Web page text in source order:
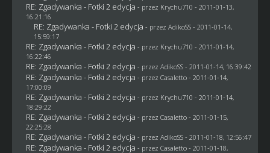
RE: Zgadywanka - Fotki 2 edycja - przez Krychu710 - 2011-01-13,
16:21:16
RE: Zgadywanka - Fotki 2 edycja - przez AdikoSS - 2011-01-14,
15:59:17
RE: Zgadywanka - Fotki 2 edycja - przez Krychu710 - 2011-01-14,
16:22:46
RE: Zgadywanka - Fotki 2 edycja - przez AdikoSS - 2011-01-14, 16:39:42
RE: Zgadywanka - Fotki 2 edycja - przez Casaletto- 2011-01-14,
17:00:09
RE: Zgadywanka - Fotki 2 edycja - przez Krychu710 - 2011-01-14,
18:29:22
RE: Zgadywanka - Fotki 2 edycja - przez Casaletto- 2011-01-15,
22:25:28
RE: Zgadywanka - Fotki 2 edycja - przez AdikoSS - 2011-01-18, 12:56:47
RE: Zgadywanka - Fotki 2 edycja - przez Casaletto- 2011-01-18,